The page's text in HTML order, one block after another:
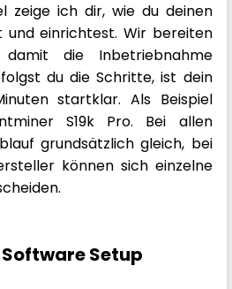
zeige ich dir, wie du deinen
und einrichtest. Wir bereiten
die Inbetriebnahme
du die Schritte, ist dein
startklar. Als Beispiel
S19k Pro. Bei allen
grundsätzlich gleich, bei
können sich einzelne
Setup